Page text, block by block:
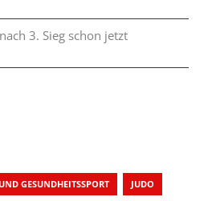
3. Sieg schon jetzt
GESUNDHEITSSPORT JUDO